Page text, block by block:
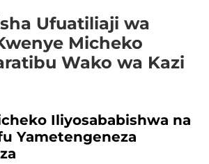
Ufuatiliaji wa
Micheko
Wako wa Kazi
Iliyosababishwa na
Yametengeneza